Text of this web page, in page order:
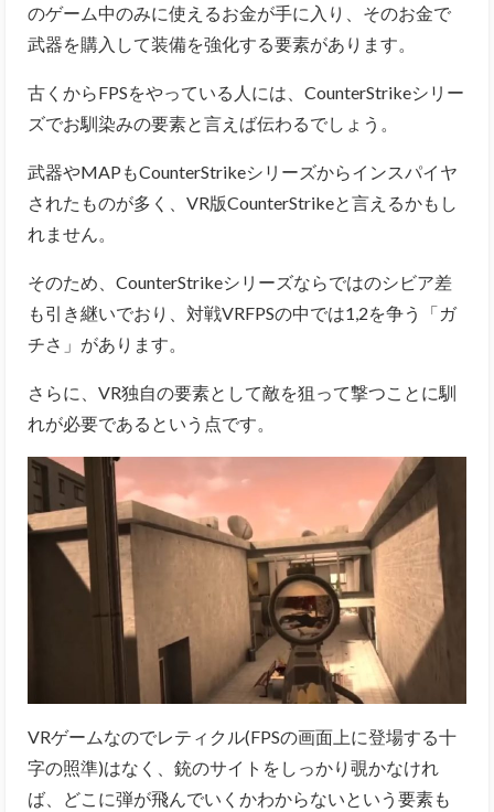
のゲーム中のみに使えるお金が手に入り、そのお金で
武器を購入して装備を強化する要素があります。
古くからFPSをやっている人には、CounterStrikeシリー
ズでお馴染みの要素と言えば伝わるでしょう。
武器やMAPもCounterStrikeシリーズからインスパイヤ
されたものが多く、VR版CounterStrikeと言えるかもし
れません。
そのため、CounterStrikeシリーズならではのシビア差
も引き継いでおり、対戦VRFPSの中では1,2を争う「ガ
チさ」があります。
さらに、VR独自の要素として敵を狙って撃つことに馴
れが必要であるという点です。
VRゲームなのでレティクル(FPSの画面上に登場する十
字の照準)はなく、銃のサイトをしっかり覗かなけれ
ば、どこに弾が飛んでいくかわからないという要素も